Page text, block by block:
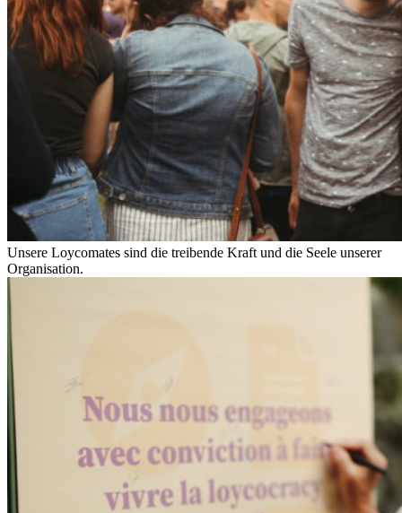
Unsere Loycomates sind die treibende Kraft und die Seele unserer
Organisation.